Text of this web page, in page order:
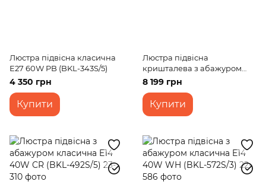
Люстра підвісна класична
E27 60W PB (BKL-343S/5)
4 350 грн
Купити
Люстра підвісна
кришталева з абажуром
E14 40W CH (BCL-384S/5)
8 199 грн
Купити